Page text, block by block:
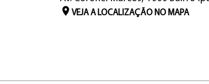
VEJA A LOCALIZAÇÃO NO MAPA